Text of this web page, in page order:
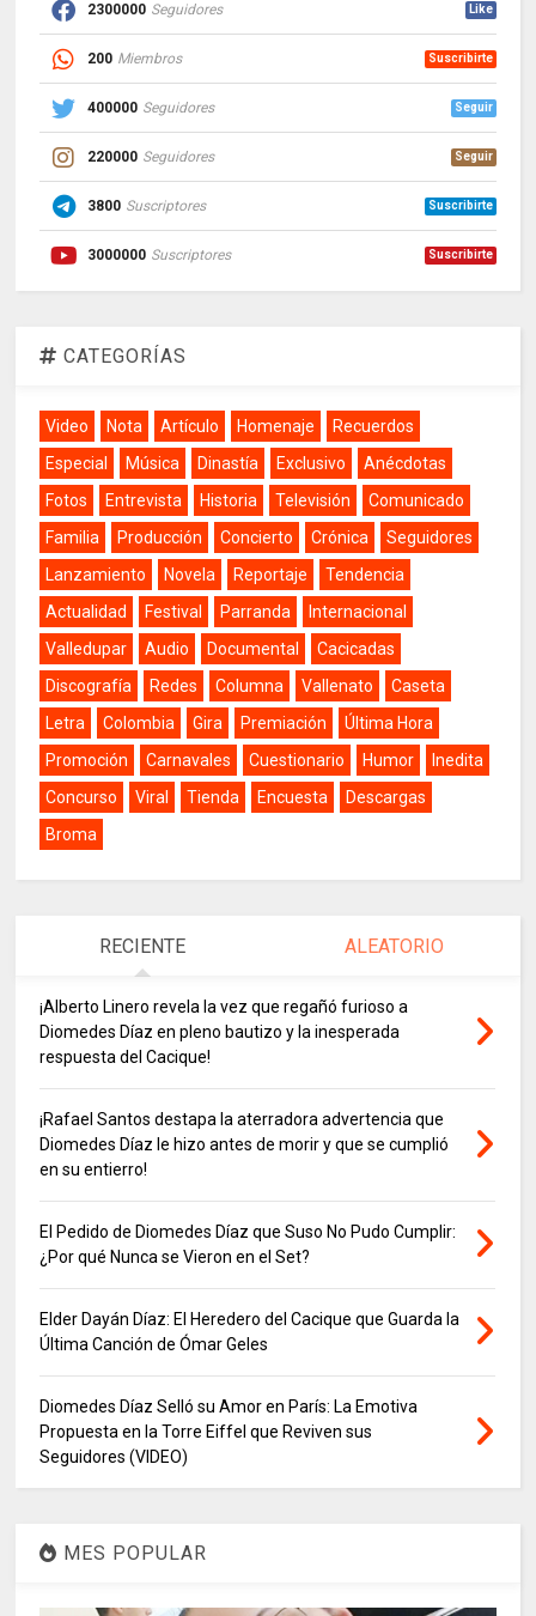
2300000 Seguidores Like
200 Miembros Suscribirte
400000 Seguidores Seguir
220000 Seguidores Seguir
3800 Suscriptores Suscribirte
3000000 Suscriptores Suscribirte
CATEGORÍAS
Video Nota Artículo Homenaje
Recuerdos
Especial
Música Dinastía Exclusivo
Anécdotas
Fotos
Entrevista Historia Televisión
Comunicado
Familia
Producción Concierto Crónica
Seguidores
Lanzamiento
Novela Reportaje
Tendencia
Actualidad
Festival Parranda
Internacional
Valledupar
Audio Documental
Cacicadas
Discografía
Redes Columna Vallenato
Caseta
Letra
Colombia Gira Premiación
Última Hora
Promoción
Carnavales Cuestionario Humor
Inedita
Concurso
Viral Tienda Encuesta
Descargas
Broma
RECIENTE ALEATORIO
¡Alberto Linero revela la vez que regañó furioso a
Diomedes Díaz en pleno bautizo y la inesperada
respuesta del Cacique!
¡Rafael Santos destapa la aterradora advertencia que
Diomedes Díaz le hizo antes de morir y que se cumplió
en su entierro!
El Pedido de Diomedes Díaz que Suso No Pudo Cumplir:
¿Por qué Nunca se Vieron en el Set?
Elder Dayán Díaz: El Heredero del Cacique que Guarda la
Última Canción de Ómar Geles
Diomedes Díaz Selló su Amor en París: La Emotiva
Propuesta en la Torre Eiffel que Reviven sus
Seguidores (VIDEO)
MES POPULAR